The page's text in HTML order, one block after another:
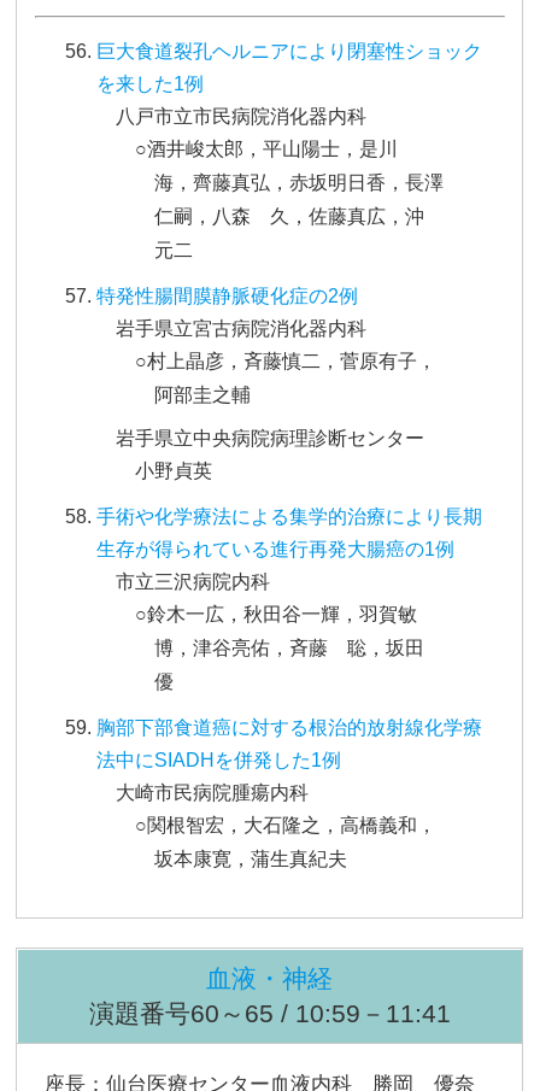
巨大食道裂孔ヘルニアにより閉塞性ショック
を来した1例
八戸市立市民病院消化器内科
○酒井峻太郎，平山陽士，是川
海，齊藤真弘，赤坂明日香，長澤
仁嗣，八森 久，佐藤真広，沖
元二
特発性腸間膜静脈硬化症の2例
岩手県立宮古病院消化器内科
○村上晶彦，斉藤慎二，菅原有子，
阿部圭之輔
岩手県立中央病院病理診断センター
小野貞英
手術や化学療法による集学的治療により長期
生存が得られている進行再発大腸癌の1例
市立三沢病院内科
○鈴木一広，秋田谷一輝，羽賀敏
博，津谷亮佑，斉藤 聡，坂田
優
胸部下部食道癌に対する根治的放射線化学療
法中にSIADHを併発した1例
大崎市民病院腫瘍内科
○関根智宏，大石隆之，高橋義和，
坂本康寛，蒲生真紀夫
血液・神経
演題番号60～65 / 10:59－11:41
座長：仙台医療センター血液内科 勝岡 優奈